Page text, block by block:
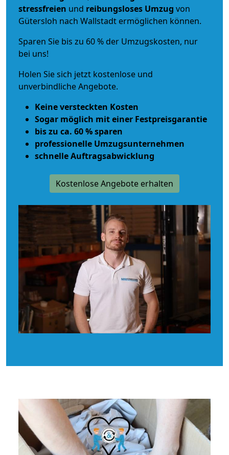
stressfreien und reibungsloses Umzug von
Gütersloh nach Wallstadt ermöglichen können.
Sparen Sie bis zu 60 % der Umzugskosten, nur
bei uns!
Holen Sie sich jetzt kostenlose und
unverbindliche Angebote.
Keine versteckten Kosten
Sogar möglich mit einer Festpreisgarantie
bis zu ca. 60 % sparen
professionelle Umzugsunternehmen
schnelle Auftragsabwicklung
Kostenlose Angebote erhalten